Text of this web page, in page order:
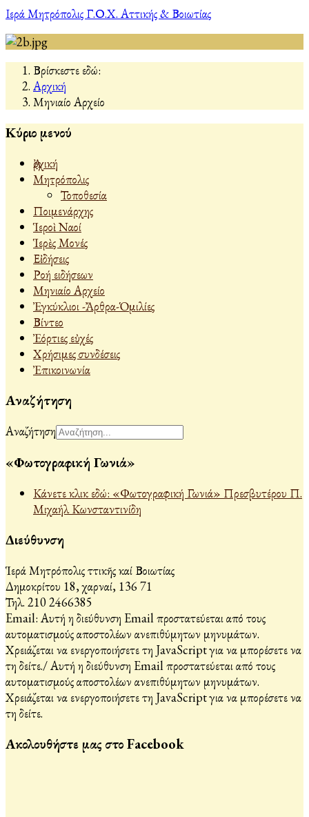
Ιερά Μητρόπολις Γ.Ο.Χ. Αττικής & Βοιωτίας
Βρίσκεστε εδώ:
Αρχική
Μηνιαίο Αρχείο
Κύριο μενού
Ἀρχική
Μητρόπολις
Τοποθεσία
Ποιμενάρχης
Ἱεροὶ Ναοί
Ἱερὲς Μονές
Εἰδήσεις
Ροή ειδήσεων
Μηνιαίο Αρχείο
Ἐγκύκλιοι -Ἄρθρα-Ὁμιλίες
Βίντεο
Ἐόρτιες εὐχές
Χρήσιμες συνδέσεις
Ἐπικοινωνία
Αναζήτηση
Αναζήτηση
«Φωτογραφική Γωνιά»
Κάνετε κλικ εδώ: «Φωτογραφική Γωνιά» Πρεσβυτέρου Π.
Μιχαήλ Κωνσταντινίδη
Διεύθυνση
Ἱερά Μητρόπολις Ἀττικῆς καί Βοιωτίας
Δημοκρίτου 18, Ἀχαρναί, 136 71
Τηλ. 210 2466385
Email: Αυτή η διεύθυνση Email προστατεύεται από τους
αυτοματισμούς αποστολέων ανεπιθύμητων μηνυμάτων.
Χρειάζεται να ενεργοποιήσετε τη JavaScript για να μπορέσετε να
τη δείτε./Αυτή η διεύθυνση Email προστατεύεται από τους
αυτοματισμούς αποστολέων ανεπιθύμητων μηνυμάτων.
Χρειάζεται να ενεργοποιήσετε τη JavaScript για να μπορέσετε να
τη δείτε.
Ακολουθήστε μας στο Facebook